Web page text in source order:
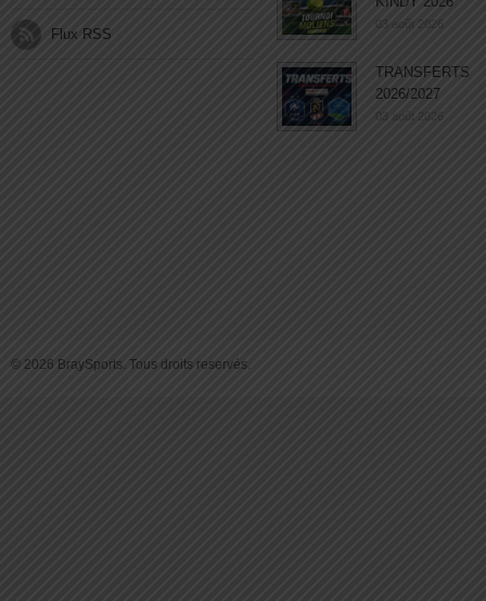
Flux RSS
03 août 2026
TRANSFERTS
2026/2027
03 août 2026
© 2026 BraySports. Tous droits reservés.